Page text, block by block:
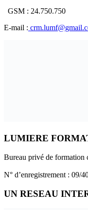
GSM : 24.750.750
E-mail :
LUMIERE
Bureau privé de formation
N° d’enregistrement : 09/
UN RESEAU